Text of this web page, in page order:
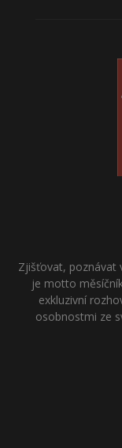
Zjišťovat, poznávat
je motto
exkluzivní
osobnostmi ze